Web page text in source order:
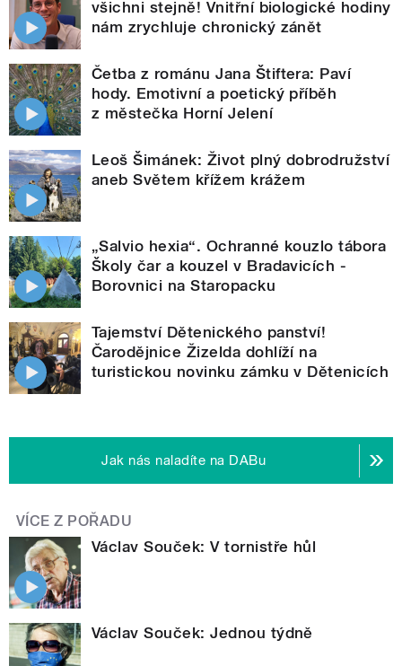
všichni stejně! Vnitřní biologické hodiny
nám zrychluje chronický zánět
Četba z románu Jana Štiftera: Paví
hody. Emotivní a poetický příběh
z městečka Horní Jelení
Leoš Šimánek: Život plný dobrodružství
aneb Světem křížem krážem
„Salvio hexia“. Ochranné kouzlo tábora
Školy čar a kouzel v Bradavicích -
Borovnici na Staropacku
Tajemství Dětenického panství!
Čarodějnice Žizelda dohlíží na
turistickou novinku zámku v Dětenicích
Jak nás naladíte na DABu
VÍCE Z POŘADU
Václav Souček: V tornistře hůl
Václav Souček: Jednou týdně